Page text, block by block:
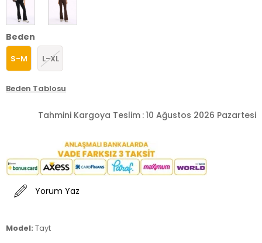
Beden
S-M L-XL
Beden Tablosu
Tahmini Kargoya Teslim :10 Ağustos 2026 Pazartesi
Yorum Yaz
Model: Tayt